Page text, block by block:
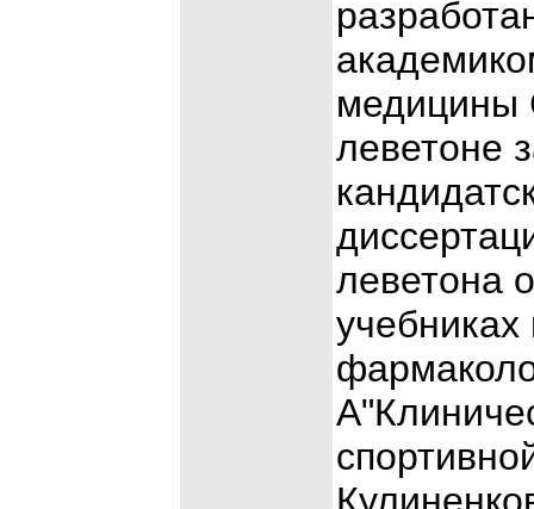
медицины
леветоне
леветона
учебниках